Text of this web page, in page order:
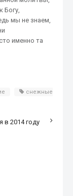
Богу,
мы не знаем,
именно та
снежные
в 2014 году